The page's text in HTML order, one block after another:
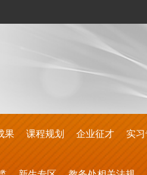
果 课程规划 企业征才 实